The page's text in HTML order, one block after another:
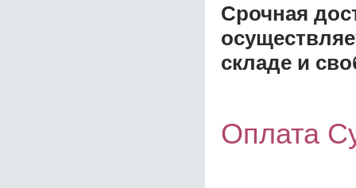
Срочная
складе и
Оплата